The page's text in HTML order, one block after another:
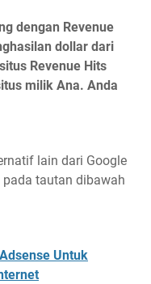
dengan Revenue
dollar dari
Revenue Hits
milik Ana. Anda
lain dari Google
pada tautan dibawah
Untuk